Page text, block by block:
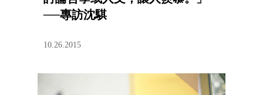
──專訪沈騏
10.26.2015